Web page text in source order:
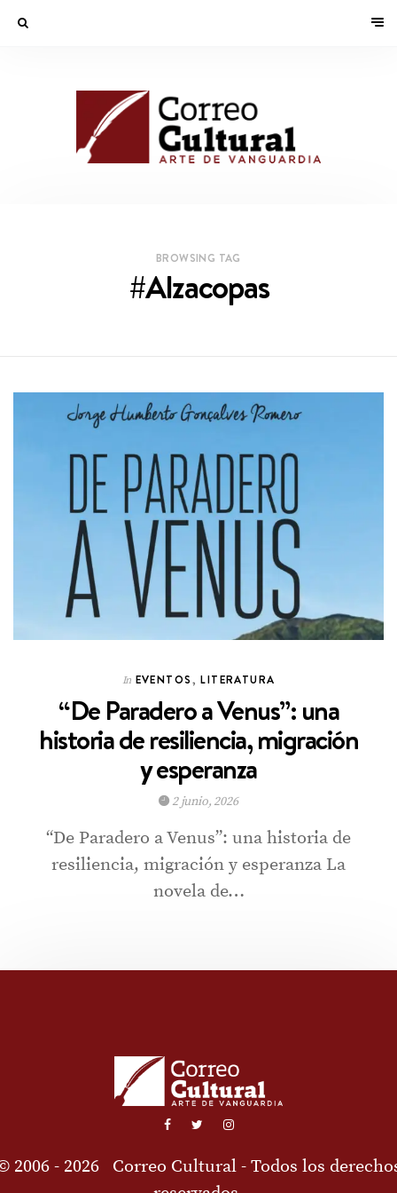
BROWSING TAG
#Alzacopas
In EVENTOS,LITERATURA
“De Paradero a Venus”: una
historia de resiliencia, migración
y esperanza
2 junio, 2026
“De Paradero a Venus”: una historia de
resiliencia, migración y esperanza La
novela de…
2006 - 2026 Correo Cultural - Todos los